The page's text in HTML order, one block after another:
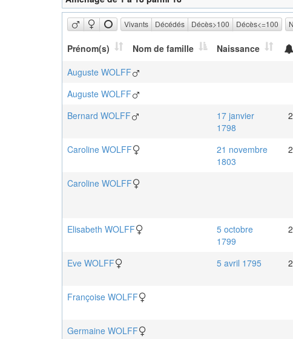
Vivants Décédés Décès>100 Décès<=100
Prénom(s) Nom de famille Naissance
Auguste WOLFF
Auguste WOLFF
Bernard WOLFF
17 janvier
1798
Caroline WOLFF
21 novembre
1803
Caroline WOLFF
Elisabeth WOLFF
5 octobre
1799
Eve WOLFF 5 avril 1795
Françoise WOLFF
Germaine WOLFF